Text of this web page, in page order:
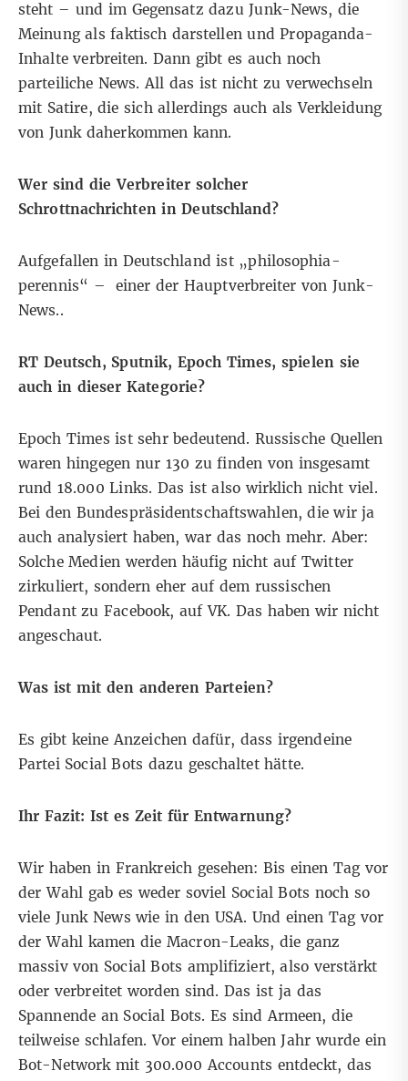
steht – und im Gegensatz dazu Junk-News, die
Meinung als faktisch darstellen und Propaganda-
Inhalte verbreiten. Dann gibt es auch noch
parteiliche News. All das ist nicht zu verwechseln
mit Satire, die sich allerdings auch als Verkleidung
von Junk daherkommen kann.
Wer sind die Verbreiter solcher
Schrottnachrichten in Deutschland?
Aufgefallen in Deutschland ist „philosophia-
perennis“ – einer der Hauptverbreiter von Junk-
News..
RT Deutsch, Sputnik, Epoch Times, spielen sie
auch in dieser Kategorie?
Epoch Times ist sehr bedeutend. Russische Quellen
waren hingegen nur 130 zu finden von insgesamt
rund 18.000 Links. Das ist also wirklich nicht viel.
Bei den Bundespräsidentschaftswahlen, die wir ja
auch analysiert haben, war das noch mehr. Aber:
Solche Medien werden häufig nicht auf Twitter
zirkuliert, sondern eher auf dem russischen
Pendant zu Facebook, auf VK. Das haben wir nicht
angeschaut.
Was ist mit den anderen Parteien?
Es gibt keine Anzeichen dafür, dass irgendeine
Partei Social Bots dazu geschaltet hätte.
Ihr Fazit: Ist es Zeit für Entwarnung?
Wir haben in Frankreich gesehen: Bis einen Tag vor
der Wahl gab es weder soviel Social Bots noch so
viele Junk News wie in den USA. Und einen Tag vor
der Wahl kamen die Macron-Leaks, die ganz
massiv von Social Bots amplifiziert, also verstärkt
oder verbreitet worden sind. Das ist ja das
Spannende an Social Bots. Es sind Armeen, die
teilweise schlafen. Vor einem halben Jahr wurde ein
Bot-Network mit 300.000 Accounts entdeckt, das